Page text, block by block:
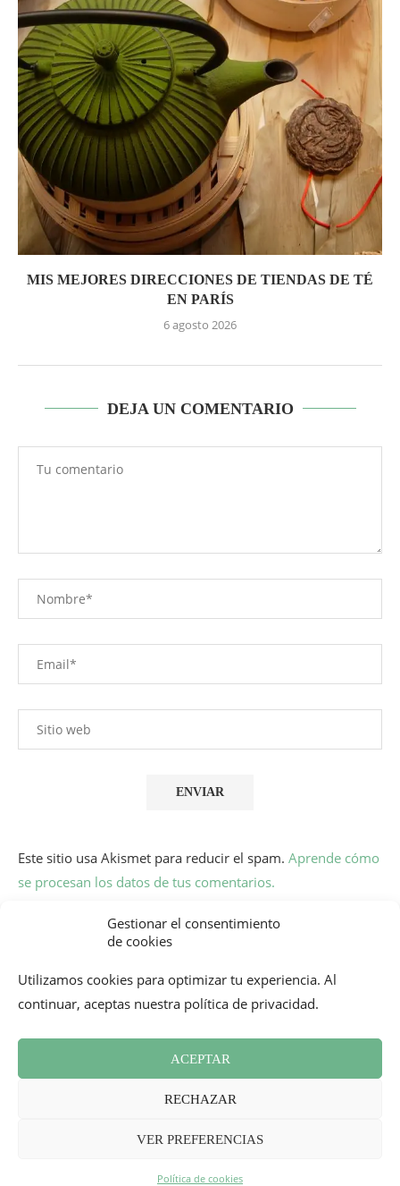
Gestionar el consentimiento
de cookies
Utilizamos cookies para optimizar tu experiencia. Al
continuar, aceptas nuestra política de privacidad.
ACEPTAR
RECHAZAR
VER PREFERENCIAS
Política de cookies
MIS MEJORES DIRECCIONES DE TIENDAS DE TÉ
EN PARÍS
6 agosto 2026
DEJA UN COMENTARIO
Este sitio usa Akismet para reducir el spam. Aprende cómo
se procesan los datos de tus comentarios.
Boletín informativo Contacto Política de cookies (UE)
Revisión de Prensa Términos y condiciones
2026 - Mademoiselle Bon Plan
VOLVER ARRIBA